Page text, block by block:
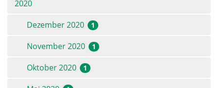
2020
Dezember 2020
1
November 2020 1
Oktober 2020 1